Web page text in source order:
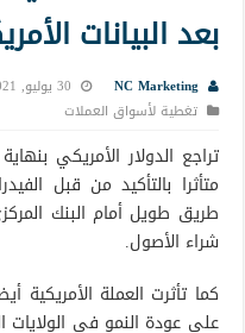
بعد البيانات
NC Marketing
30 يوليو, 2021 12:54 ص
تغطية لأسواق العملات
تراجع الدولار الأمريكي
متأثرا بالتأكيد من قبل
طريق طويل أمام البنك
شراء الأصول.
كما تأثرت العملة الأمريكية
على عودة النمو في